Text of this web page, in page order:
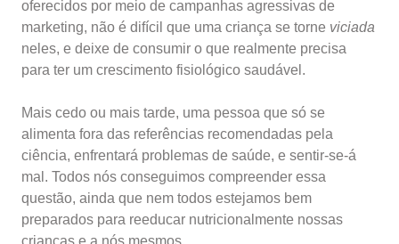
oferecidos por meio de campanhas agressivas de
marketing, não é difícil que uma criança se torne viciada
neles, e deixe de consumir o que realmente precisa
para ter um crescimento fisiológico saudável.
Mais cedo ou mais tarde, uma pessoa que só se
alimenta fora das referências recomendadas pela
ciência, enfrentará problemas de saúde, e sentir-se-á
mal. Todos nós conseguimos compreender essa
questão, ainda que nem todos estejamos bem
preparados para reeducar nutricionalmente nossas
crianças e a nós mesmos.